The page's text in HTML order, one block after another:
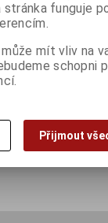
30
Koupit
funguje
mít vliv na
schopni
Přijmout